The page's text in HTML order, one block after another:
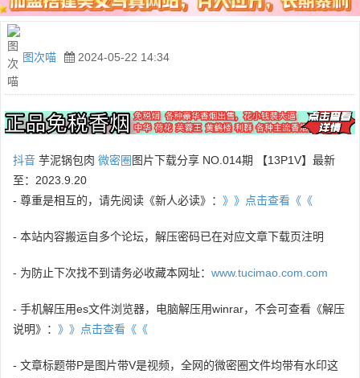
图次喵 2024-05-22 14:34
抖音 芋泥锅包肉 微密圈 图片下载分享 NO.014期 【13P1V】最新
至：2023.9.20
- 尊重是相互的，请先阅读《新人必读》： 》》点击查看《《
- 本站内容搬运自多个论坛，解压密码已在对应文章下载页注明
- 为防止下次找不到请务必收藏本网址： www.tucimao.com.com
- 手机解压用es文件浏览器，电脑解压用winrar，不会可查看《解压
说明》： 》》点击查看《《
- 文章标题带P是图片带V是视频，全网的微密圈文件均带有水印这